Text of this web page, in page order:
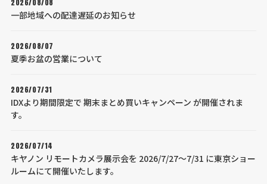
2026/08/08
一部地域への配達遅延のお知らせ
2026/08/07
夏季お盆の営業について
2026/07/31
IDXより期間限定で 期末まとめ買いキャンペーン が開催されま
す。
2026/07/14
キヤノン リモートカメラ展示会を 2026/7/27～7/31 に東京ショー
ルームにて開催いたします。